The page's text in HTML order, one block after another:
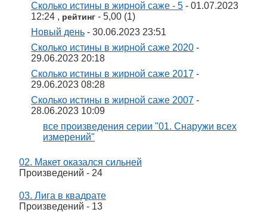
Сколько истины в жирной саже - 5 - 01.07.2023
12:24 , рейтинг - 5,00 (1)
Новый день - 30.06.2023 23:51
Сколько истины в жирной саже 2020 -
29.06.2023 20:18
Сколько истины в жирной саже 2017 -
29.06.2023 08:28
Сколько истины в жирной саже 2007 -
28.06.2023 10:09
все произведения серии "01. Снаружи всех
измерений"
02. Макет оказался сильней
Произведений - 24
03. Лига в квадрате
Произведений - 13